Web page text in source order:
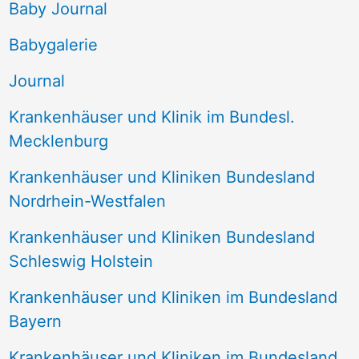
e
n
c
:
Baby Journal
Babygalerie
Journal
Krankenhäuser und Klinik im Bundesl.
Mecklenburg
Krankenhäuser und Kliniken Bundesland
Nordrhein-Westfalen
Krankenhäuser und Kliniken Bundesland
Schleswig Holstein
Krankenhäuser und Kliniken im Bundesland
Bayern